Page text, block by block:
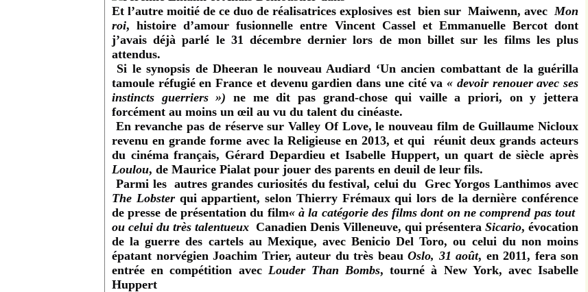
Et l’autre moitié de ce duo de réalisatrices explosives est bien sur Maiwenn, avec Mon
roi, histoire d’amour fusionnelle entre Vincent Cassel et Emmanuelle Bercot dont
j’avais déjà parlé le 31 décembre dernier lors de mon billet sur les films les plus
attendus.
Si le synopsis de Dheeran le nouveau Audiard ‘Un ancien combattant de la guérilla
tamoule réfugié en France et devenu gardien dans une cité va« devoir renouer avec ses
instincts guerriers ») ne me dit pas grand-chose qui vaille a priori, on y jettera
forcément au moins un œil au vu du talent du cinéaste.
En revanche pas de réserve sur Valley Of Love, le nouveau film de Guillaume Nicloux
revenu en grande forme avec la Religieuse en 2013, et qui
réunit deux grands acteurs
du cinéma français, Gérard Depardieu et Isabelle Huppert, un quart de siècle après
Loulou, de Maurice Pialat pour jouer des parents en deuil de leur fils.
Parmi les autres grandes curiosités du festival, celui du
Grec Yorgos Lanthimos avec
The Lobsterqui appartient, selon Thierry Frémaux qui lors de la dernière conférence
de presse de présentation du film« à la catégorie des films dont on ne comprend pas tout
ou celui du très talentueux Canadien Denis Villeneuve, qui présentera Sicario, évocation
de la guerre des cartels au Mexique, avec Benicio Del Toro, ou celui du non moins
épatant norvégien Joachim Trier, auteur du très beau Oslo, 31 août, en 2011, fera son
entrée en compétition avec Louder Than Bombs, tourné à New York, avec Isabelle
Huppert